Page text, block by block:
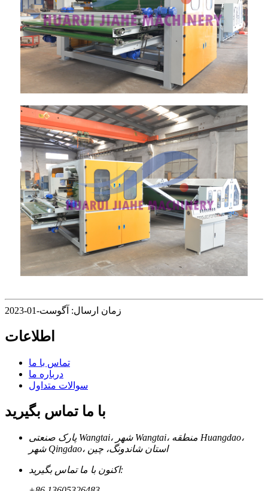
زمان ارسال: آگوست-01-2023
اطلاعات
تماس با ما
درباره ما
سوالات متداول
با ما تماس بگیرید
پارک صنعتی Wangtai، شهر Wangtai، منطقه Huangdao،
شهر Qingdao، استان شاندونگ، چین
اکنون با ما تماس بگیرید: